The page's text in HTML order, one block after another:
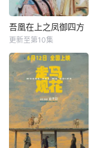
吾凰在上之凤御四方
更新至第10集